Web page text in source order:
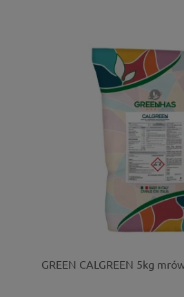
GREEN CALGREEN 5kg